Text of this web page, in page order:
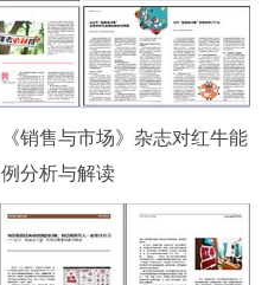
销售与市场》杂志对红牛能
分析与解读